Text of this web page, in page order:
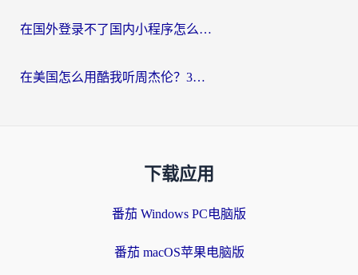
在国外登录不了国内小程序怎么办？选对回国加速器，轻松解锁国内资源
在美国怎么用酷我听周杰伦？3步搞定海外听歌难题
下载应用
番茄 Windows PC电脑版
番茄 macOS苹果电脑版